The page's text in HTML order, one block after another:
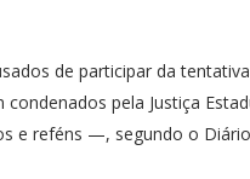
de participar da
pela Justiça
e reféns —, segundo o